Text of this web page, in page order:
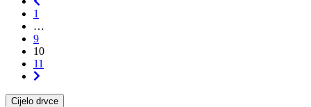
1
…
9
10
11
Cijelo drvce